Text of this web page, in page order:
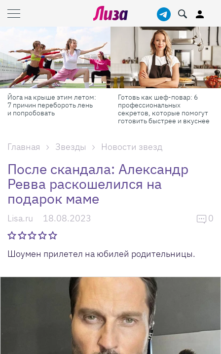
Йога на крыше этим летом:
7 причин перебороть лень
и попробовать
Готовь как шеф-повар: 6
профессиональных
секретов, которые помогут
готовить быстрее и вкуснее
Главная Звезды Новости звезд
После скандала: Александр
Ревва раскошелился на
подарок маме
Lisa.ru 18.08.2023 0
Шоумен прилетел на юбилей родительницы.